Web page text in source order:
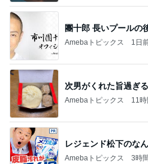
團十郎 長いプールの
Amebaトピックス 1日
次男がくれた旨過ぎ
Amebaトピックス 11
レジェンド松下のな
Amebaトピックス 3時